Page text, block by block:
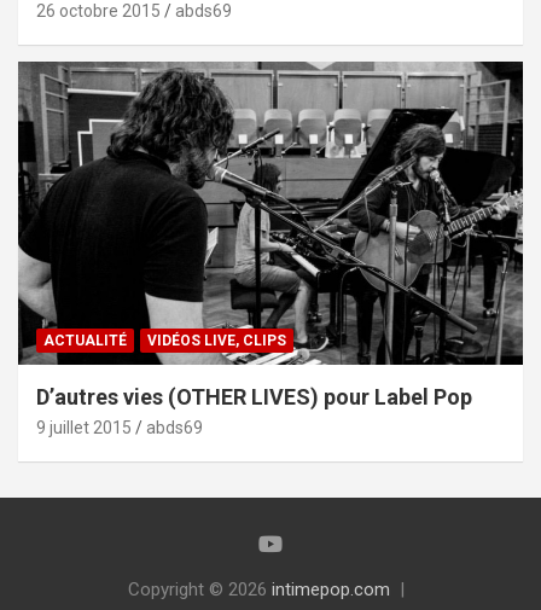
26 octobre 2015 abds69
ACTUALITÉ VIDÉOS LIVE, CLIPS
D’autres vies (OTHER LIVES) pour Label Pop
9 juillet 2015 abds69
Copyright © 2026 intimepop.com